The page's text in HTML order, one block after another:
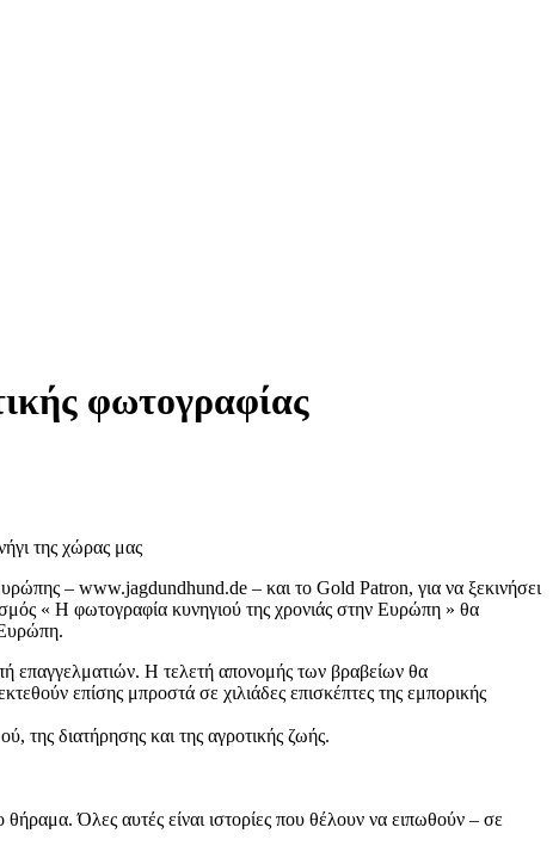
φωτογραφίας
της χώρας μας
– www.jagdundhund.de – και το Gold Patron, για να ξεκινήσει
« Η φωτογραφία κυνηγιού της χρονιάς στην Ευρώπη » θα
Ευρώπη.
επαγγελματιών. Η τελετή απονομής των βραβείων θα
επίσης μπροστά σε χιλιάδες επισκέπτες της εμπορικής
διατήρησης και της αγροτικής ζωής.
Όλες αυτές είναι ιστορίες που θέλουν να ειπωθούν – σε